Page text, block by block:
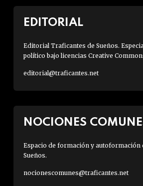
EDITORIAL
Editorial Traficantes de Sueños.
político bajo licencias Creative
editorial@traficantes.net
NOCIONES
Espacio de formación y autoformación
Sueños.
nocionescomunes@traficantes.net